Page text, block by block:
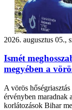
2026. augusztus 05.,
Ismét
megyében a
A vörös
érvényben maradnak
korlátozások Bihar